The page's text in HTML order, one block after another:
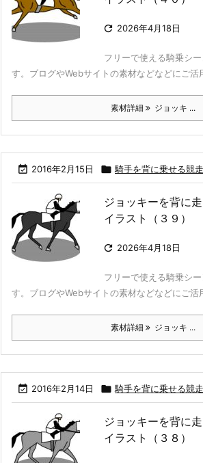
 2026年4月18日
フリーで使える騎乗シ
す。ブログやWebサイトの素材などなどにご活
素材詳細 ジョッキ ...
 2016年2月15日  騎手を背に乗せる競
ジョッキーを背に
イラスト（３９）
 2026年4月18日
フリーで使える騎乗シ
す。ブログやWebサイトの素材などなどにご活
素材詳細 ジョッキ ...
 2016年2月14日  騎手を背に乗せる競
ジョッキーを背に
イラスト（３８）